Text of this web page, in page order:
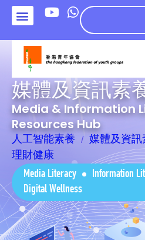
媒體及資訊素
Media & Information
Resources Hub
人工智能素養 媒體及資訊
理財健康
Media Literacy Information
Digital Wellness